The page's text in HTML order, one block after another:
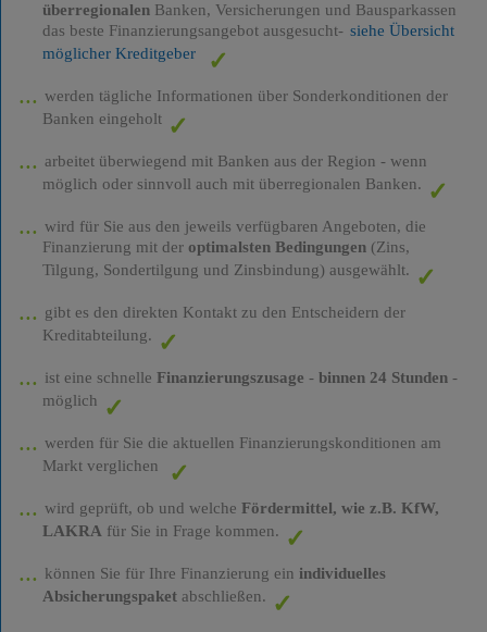
überregionalenBanken, Versicherungen und Bausparkassen
das beste Finanzierungsangebot ausgesucht- siehe Übersicht
möglicher Kreditgeber
werden tägliche Informationen über Sonderkonditionen der
Banken eingeholt
arbeitet überwiegend mit Banken aus der Region - wenn
möglich oder sinnvoll auch mit überregionalen Banken.
wird für Sie aus den jeweils verfügbaren Angeboten, die
Finanzierung mit der optimalsten Bedingungen(Zins,
Tilgung, Sondertilgung und Zinsbindung) ausgewählt.
gibt es den direkten Kontakt zu den Entscheidern der
Kreditabteilung.
ist eine schnelle Finanzierungszusage - binnen 24 Stunden-
möglich
werden für Sie die aktuellen Finanzierungskonditionen am
Markt verglichen
wird geprüft, ob und welche Fördermittel, wie z.B. KfW,
LAKRA für Sie in Frage kommen.
können Sie für Ihre Finanzierung ein individuelles
Absicherungspaketabschließen.